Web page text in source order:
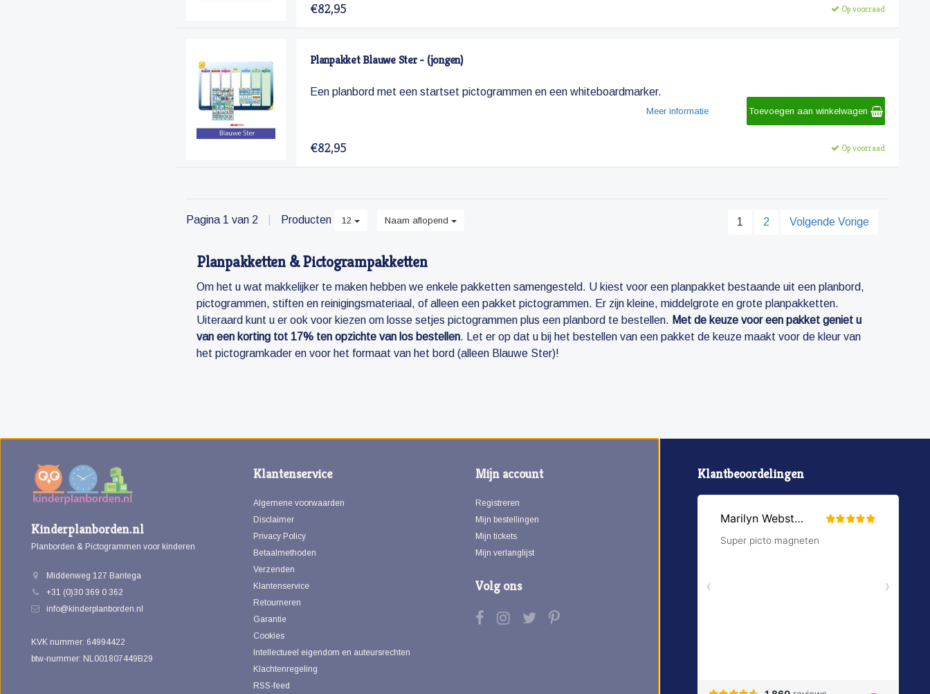
€82,95 Op voorraad
Planpakket Blauwe Ster - (jongen)
Een planbord met een startset pictogrammen en een whiteboardmarker.
€82,95 Op voorraad
Toevoegen aan winkelwagen
Meer informatie
Pagina 1 van 2 Producten 12 Naam aflopend 1 2 Volgende Vorige
Planpakketten & Pictogrampakketten
Om het u wat makkelijker te maken hebben we enkele pakketten samengesteld. U kiest voor een planpakket bestaande uit een planbord,
pictogrammen, stiften en reinigingsmateriaal, of alleen een pakket pictogrammen. Er zijn kleine, middelgrote en grote planpakketten.
Uiteraard kunt u er ook voor kiezen om losse setjes pictogrammen plus een planbord te bestellen. Met de keuze voor een pakket geniet u
van een korting tot 17% ten opzichte van los bestellen. Let er op dat u bij het bestellen van een pakket de keuze maakt voor de kleur van
het pictogramkader en voor het formaat van het bord (alleen Blauwe Ster)!
Kinderplanborden.nl
Planborden & Pictogrammen voor kinderen
Middenweg 127 Bantega
+31 (0)30 369 0 362
info@kinderplanborden.nl
KVK nummer: 64994422
btw-nummer: NL001807449B29
Klantenservice
Algemene voorwaarden
Disclaimer
Privacy Policy
Betaalmethoden
Verzenden
Klantenservice
Retourneren
Garantie
Cookies
Intellectueel eigendom en auteursrechten
Klachtenregeling
RSS-feed
Mijn account
Registreren
Mijn bestellingen
Mijn tickets
Mijn verlanglijst
Volg ons
Klantbeoordelingen